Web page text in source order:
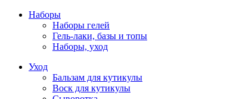
Наборы
Наборы гелей
Гель-лаки, базы и топы
Наборы, уход
Уход
Бальзам для кутикулы
Воск для кутикулы